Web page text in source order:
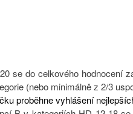
se do celkového hodnocení
(nebo minimálně z 2/3
proběhne vyhlášení